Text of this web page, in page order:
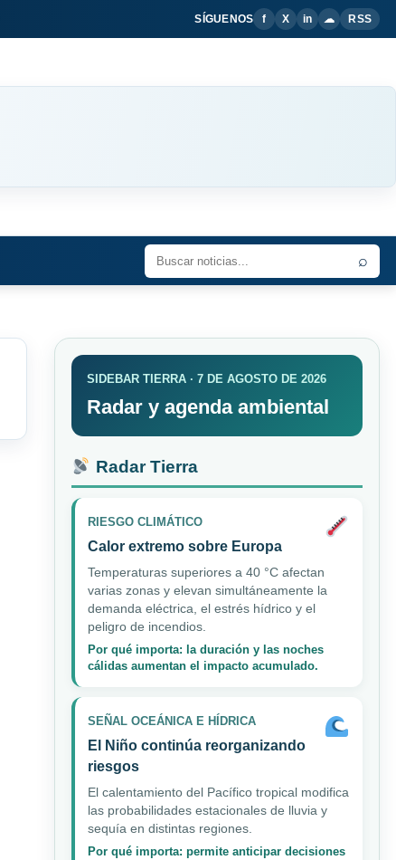
SÍGUENOS f X in ☁ RSS
⌕
SIDEBAR TIERRA · 7 DE AGOSTO DE 2026
Radar y agenda ambiental
Radar Tierra
RIESGO CLIMÁTICO
Calor extremo sobre Europa
Temperaturas superiores a 40 °C afectan
varias zonas y elevan simultáneamente la
demanda eléctrica, el estrés hídrico y el
peligro de incendios.
Por qué importa: la duración y las noches
cálidas aumentan el impacto acumulado.
SEÑAL OCEÁNICA E HÍDRICA
El Niño continúa reorganizando
riesgos
El calentamiento del Pacífico tropical modifica
las probabilidades estacionales de lluvia y
sequía en distintas regiones.
Por qué importa: permite anticipar decisiones